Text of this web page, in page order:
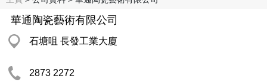
華通陶瓷藝術有限公司
石塘咀 長發工業大廈
2873 2272